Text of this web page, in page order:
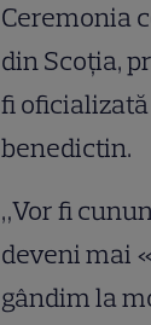
Ceremonia
din Scoţia,
fi
benedictin.
„Vor fi
deveni mai
gândim la